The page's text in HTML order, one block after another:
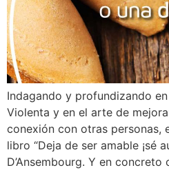
Indagando y profundizando
Violenta y en el arte de
conexión con otras personas,
libro “Deja de ser amable ¡sé
D’Ansembourg. Y en